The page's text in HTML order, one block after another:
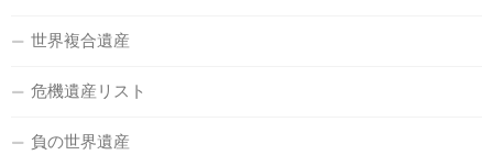
世界複合遺産
危機遺産リスト
負の世界遺産